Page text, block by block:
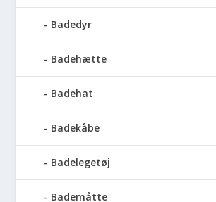
Badedyr
Badehætte
Badehat
Badekåbe
Badelegetøj
Bademåtte